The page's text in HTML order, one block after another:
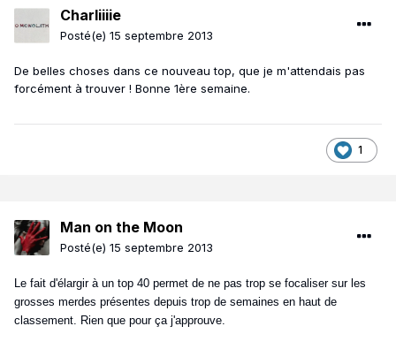
Charliiiie
Posté(e) 15 septembre 2013
De belles choses dans ce nouveau top, que je m'attendais pas
forcément à trouver ! Bonne 1ère semaine.
1
Man on the Moon
Posté(e) 15 septembre 2013
Le fait d'élargir à un top 40 permet de ne pas trop se focaliser sur les
grosses merdes présentes depuis trop de semaines en haut de
classement. Rien que pour ça j'approuve.